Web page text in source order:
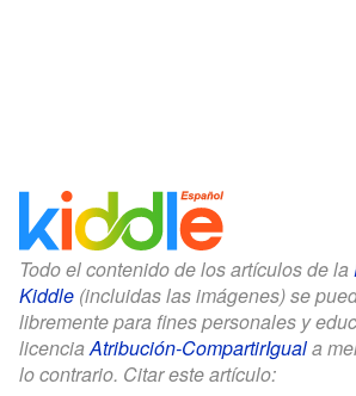
Todo el contenido de los artículos de la
Kiddle (incluidas las imágenes) se
libremente para fines personales y
licencia Atribución-CompartirIguala
lo contrario. Citar este artículo: